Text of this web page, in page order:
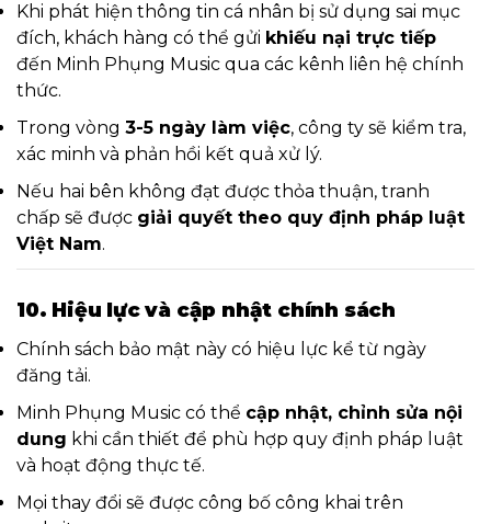
Khi phát hiện thông tin cá nhân bị sử dụng sai mục
đích, khách hàng có thể gửi khiếu nại trực tiếp
đến Minh Phụng Music qua các kênh liên hệ chính
thức.
Trong vòng 3-5 ngày làm việc, công ty sẽ kiểm tra,
xác minh và phản hồi kết quả xử lý.
Nếu hai bên không đạt được thỏa thuận, tranh
chấp sẽ được giải quyết theo quy định pháp luật
Việt Nam.
10. Hiệu lực và cập nhật chính sách
Chính sách bảo mật này có hiệu lực kể từ ngày
đăng tải.
Minh Phụng Music có thể cập nhật, chỉnh sửa nội
dung khi cần thiết để phù hợp quy định pháp luật
và hoạt động thực tế.
Mọi thay đổi sẽ được công bố công khai trên